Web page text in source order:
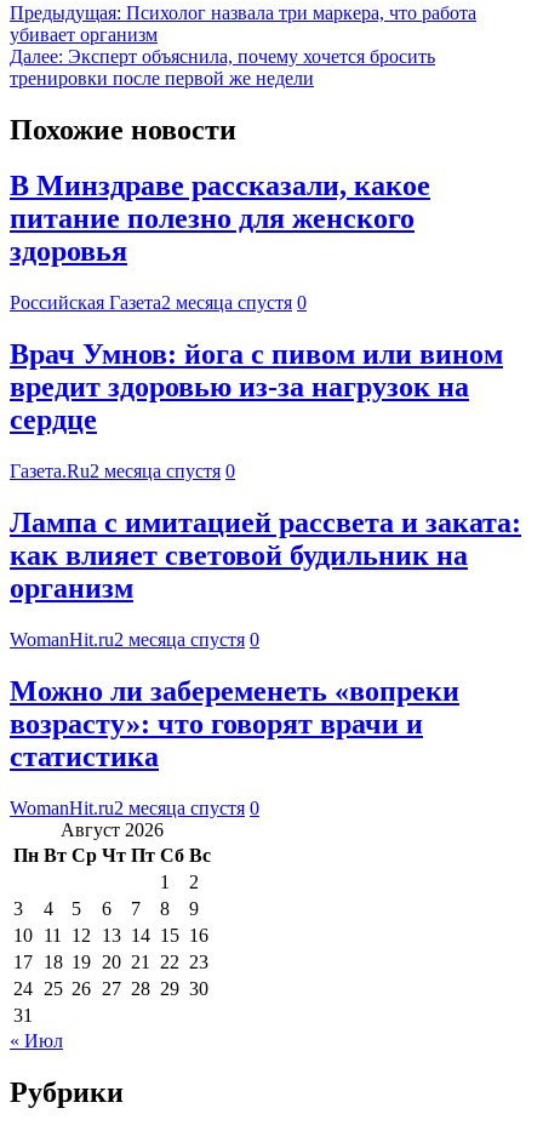
Предыдущая: Психолог назвала три маркера, что работа
убивает организм
Далее: Эксперт объяснила, почему хочется бросить
тренировки после первой же недели
Похожие новости
В Минздраве рассказали, какое
питание полезно для женского
здоровья
Российская Газета2 месяца спустя 0
Врач Умнов: йога с пивом или вином
вредит здоровью из-за нагрузок на
сердце
Газета.Ru2 месяца спустя 0
Лампа с имитацией рассвета и заката:
как влияет световой будильник на
организм
WomanHit.ru2 месяца спустя 0
Можно ли забеременеть «вопреки
возрасту»: что говорят врачи и
статистика
WomanHit.ru2 месяца спустя 0
Август 2026
Пн Вт Ср Чт Пт Сб Вс
1
2
3
4 5 6 7 8
9
10 11 12 13 14 15 16
17 18 19 20 21 22 23
24 25 26 27 28 29 30
31
« Июл
Рубрики